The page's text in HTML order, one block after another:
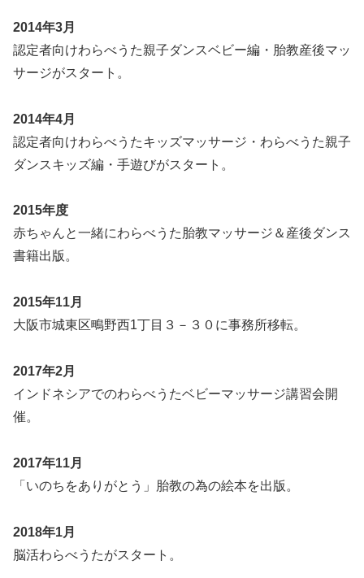
2014年3月
認定者向けわらべうた親子ダンスベビー編・胎教産後マッ
サージがスタート。
2014年4月
認定者向けわらべうたキッズマッサージ・わらべうた親子
ダンスキッズ編・手遊びがスタート。
2015年度
赤ちゃんと一緒にわらべうた胎教マッサージ＆産後ダンス
書籍出版。
2015年11月
大阪市城東区鴫野西1丁目３－３０に事務所移転。
2017年2月
インドネシアでのわらべうたベビーマッサージ講習会開
催。
2017年11月
「いのちをありがとう」胎教の為の絵本を出版。
2018年1月
脳活わらべうたがスタート。